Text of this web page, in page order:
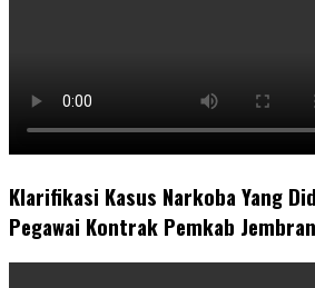
Klarifikasi Kasus Narkoba Yang
Pegawai Kontrak Pemkab